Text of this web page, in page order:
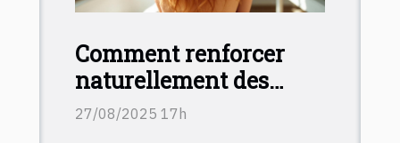
Comment renforcer
naturellement des
cheveux fins avec des
27/08/2025 17h